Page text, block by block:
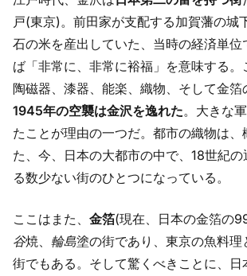
戸(東京)。前田家が支配する加賀藩の城
石の米を産出していた、当時の経済単位
ば「非常に、非常に裕福」を意味する。
陶磁器、漆器、能楽、織物、そして金箔
1945年の空襲は金沢を逸れた。大きな
たことが理由の一つだ。都市の織物は、
た、今、日本の大都市の中で、18世紀
る数少ない街のひとつになっている。
ここはまた、 金箔(現在、日本の金箔の
谷焼、 輪島塗の街であり、東京の魚料理
街でもある。そして驚くべきことに、日